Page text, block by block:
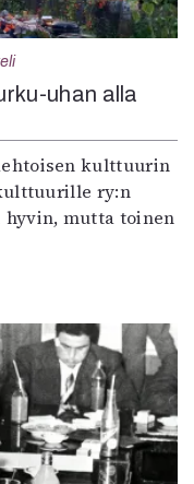
uhan alla
kulttuurin
ry:n
mutta toinen